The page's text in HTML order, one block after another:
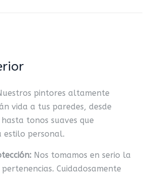
pintores altamente
vida a tus paredes, desde
tonos suaves que
estilo personal.
Nos tomamos en serio la
Cuidadosamente